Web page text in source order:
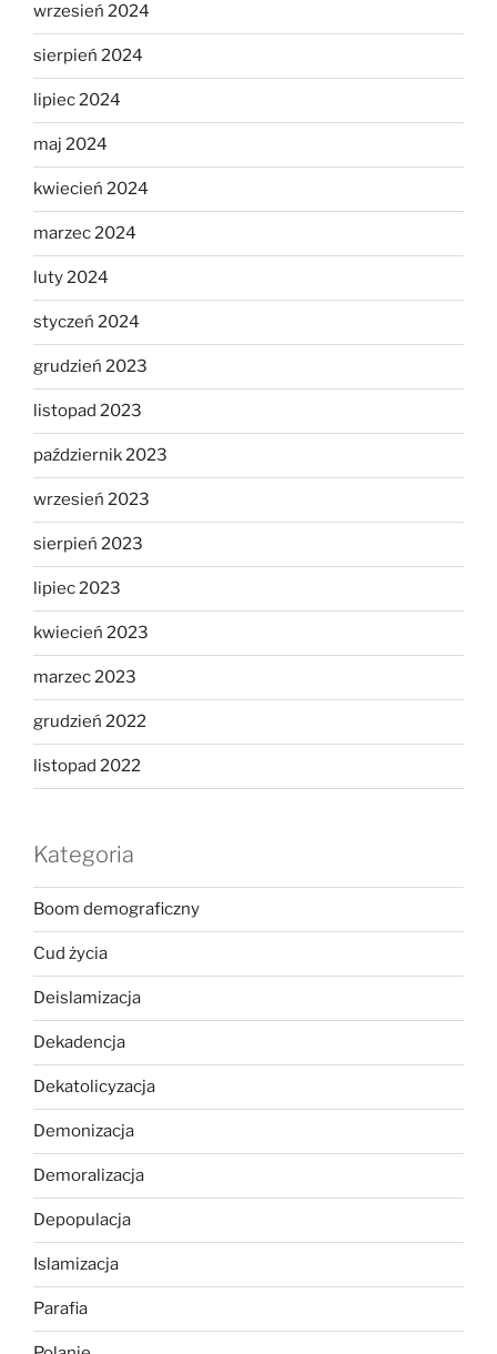
wrzesień 2024
sierpień 2024
lipiec 2024
maj 2024
kwiecień 2024
marzec 2024
luty 2024
styczeń 2024
grudzień 2023
listopad 2023
październik 2023
wrzesień 2023
sierpień 2023
lipiec 2023
kwiecień 2023
marzec 2023
grudzień 2022
listopad 2022
Kategoria
Boom demograficzny
Cud życia
Deislamizacja
Dekadencja
Dekatolicyzacja
Demonizacja
Demoralizacja
Depopulacja
Islamizacja
Parafia